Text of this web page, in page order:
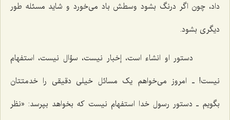
داد، چون اگر درنگ بشود وسطش باد می‌خورد و شاید مسئله طور
دیگری بشود.
دستور او انشاء است، إخبار نیست، سؤال نیست، استفهام
نیست! ـ امروز می‌خواهم یک مسائل خیلی دقیقی را خدمتتان
بگویم ـ دستور رسول خدا استفهام نیست که بخواهد بپرسد: «نظر